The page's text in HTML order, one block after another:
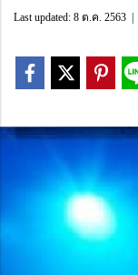
Last updated: 8 ต.ค. 2563